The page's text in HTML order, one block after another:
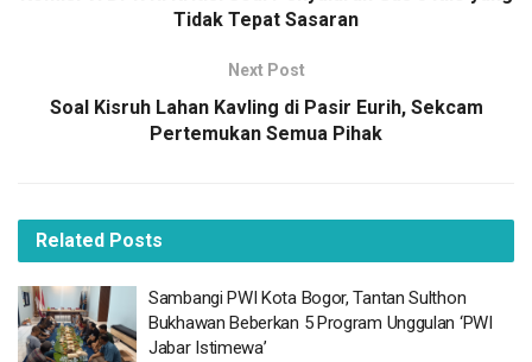
Untuk itu, dirinya menyarankan kepada Disdik Kota Bogor
murid.
mengerti proses pendaftaran secara online,” katanya.
BACA JUGA
Sambangi PWI Kota Bogor, Tantan Sulthon
Tidak Tepat Sasaran
Next Post
Soal Kisruh Lahan Kavling di Pasir Eurih, Sekcam
Pertemukan Semua Pihak
Related Posts
Sambangi PWI Kota Bogor, Tantan Sulthon
Bukhawan Beberkan 5 Program Unggulan ‘PWI
Jabar Istimewa’